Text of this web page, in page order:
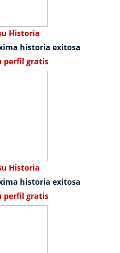
Historia
historia exitosa
perfil gratis
Historia
historia exitosa
perfil gratis